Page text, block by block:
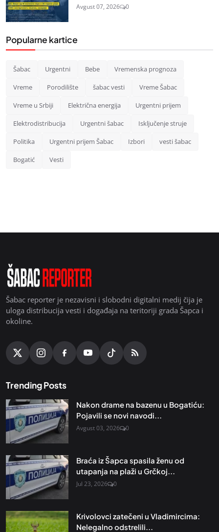
Avgust 07, 2026 0
Popularne kartice
Šabac Urgentni Bebe Vremenska prognoza
Vreme Porodilište šabac vesti Vreme Šabac
Vreme u Srbiji Električna energija Urgentni prijem
Elektrodistribucija Urgentni šabac Isključenje struje
Politika Urgentni prijem Šabac Izbori vesti šabac
Bogatić Vesti
Šabac reporter je nezavisni i slobodni digitalni medij čija je
uloga distribucija vesti i događaja na teritoriji grada Šapca i
okoline.
Trending Posts
Nakon drame na bazenu u Bogatiću:
Pojavili se novi navodi...
Avgust 03, 2026 0
Braća iz Šapca spasila ženu od
utapanja na plaži u Grčkoj...
Jul 23, 2026 0
Krivolovci zatečeni u Vladimircima:
Nelegalno odstrelili...